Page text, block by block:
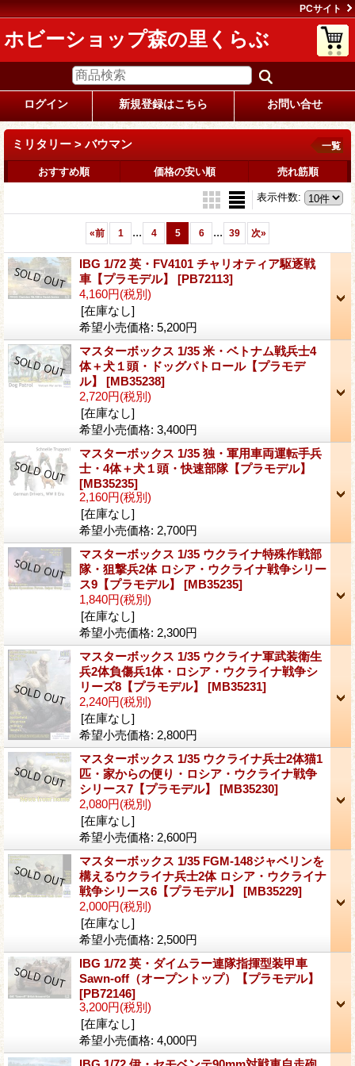
PCサイト
ホビーショップ森の里くらぶ
ログイン 新規登録はこちら お問い合せ
ミリタリー > バウマン 一覧
おすすめ順 価格の安い順 売れ筋順
表示件数:
«前 1 ... 4 5 6 ... 39 次»
IBG 1/72 英・FV4101 チャリオティア駆逐戦
車【プラモデル】 [PB72113]
4,160円(税別)
[在庫なし]
希望小売価格: 5,200円
マスターボックス 1/35 米・ベトナム戦兵士4
体＋犬１頭・ドッグパトロール【プラモデ
ル】 [MB35238]
2,720円(税別)
[在庫なし]
希望小売価格: 3,400円
マスターボックス 1/35 独・軍用車両運転手兵
士・4体＋犬１頭・快速部隊【プラモデル】
[MB35235]
2,160円(税別)
[在庫なし]
希望小売価格: 2,700円
マスターボックス 1/35 ウクライナ特殊作戦部
隊・狙撃兵2体 ロシア・ウクライナ戦争シリー
ス9【プラモデル】 [MB35235]
1,840円(税別)
[在庫なし]
希望小売価格: 2,300円
マスターボックス 1/35 ウクライナ軍武装衛生
兵2体負傷兵1体・ロシア・ウクライナ戦争シ
リーズ8【プラモデル】 [MB35231]
2,240円(税別)
[在庫なし]
希望小売価格: 2,800円
マスターボックス 1/35 ウクライナ兵士2体猫1
匹・家からの便り・ロシア・ウクライナ戦争
シリース7【プラモデル】 [MB35230]
2,080円(税別)
[在庫なし]
希望小売価格: 2,600円
マスターボックス 1/35 FGM-148ジャベリンを
構えるウクライナ兵士2体 ロシア・ウクライナ
戦争シリース6【プラモデル】 [MB35229]
2,000円(税別)
[在庫なし]
希望小売価格: 2,500円
IBG 1/72 英・ダイムラー連隊指揮型装甲車
Sawn-off（オープントップ）【プラモデル】
[PB72146]
3,200円(税別)
[在庫なし]
希望小売価格: 4,000円